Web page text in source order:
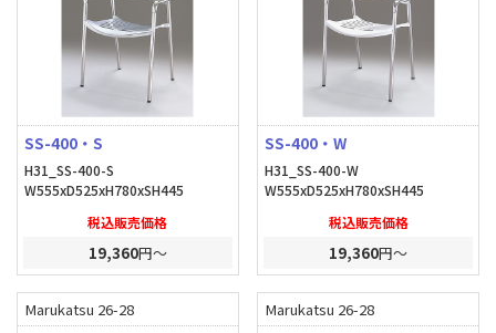
SS-400・S
H31_SS-400-S
W555xD525xH780xSH445
税込販売価格
19,360円～
SS-400・W
H31_SS-400-W
W555xD525xH780xSH445
税込販売価格
19,360円～
Marukatsu 26-28 Marukatsu 26-28